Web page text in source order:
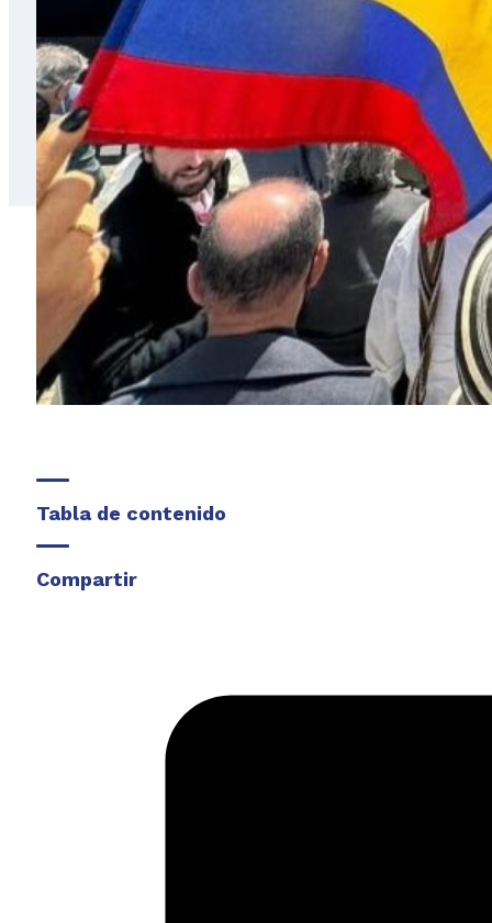
Tabla de contenido
Compartir